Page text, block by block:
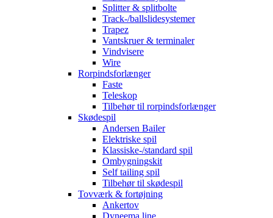
Splitter & splitbolte
Track-/ballslidesystemer
Trapez
Vantskruer & terminaler
Vindvisere
Wire
Rorpindsforlænger
Faste
Teleskop
Tilbehør til rorpindsforlænger
Skødespil
Andersen Bailer
Elektriske spil
Klassiske-/standard spil
Ombygningskit
Self tailing spil
Tilbehør til skødespil
Tovværk & fortøjning
Ankertov